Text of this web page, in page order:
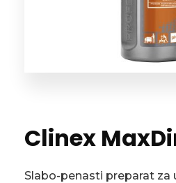
Clinex
Slabo-penasti preparat za